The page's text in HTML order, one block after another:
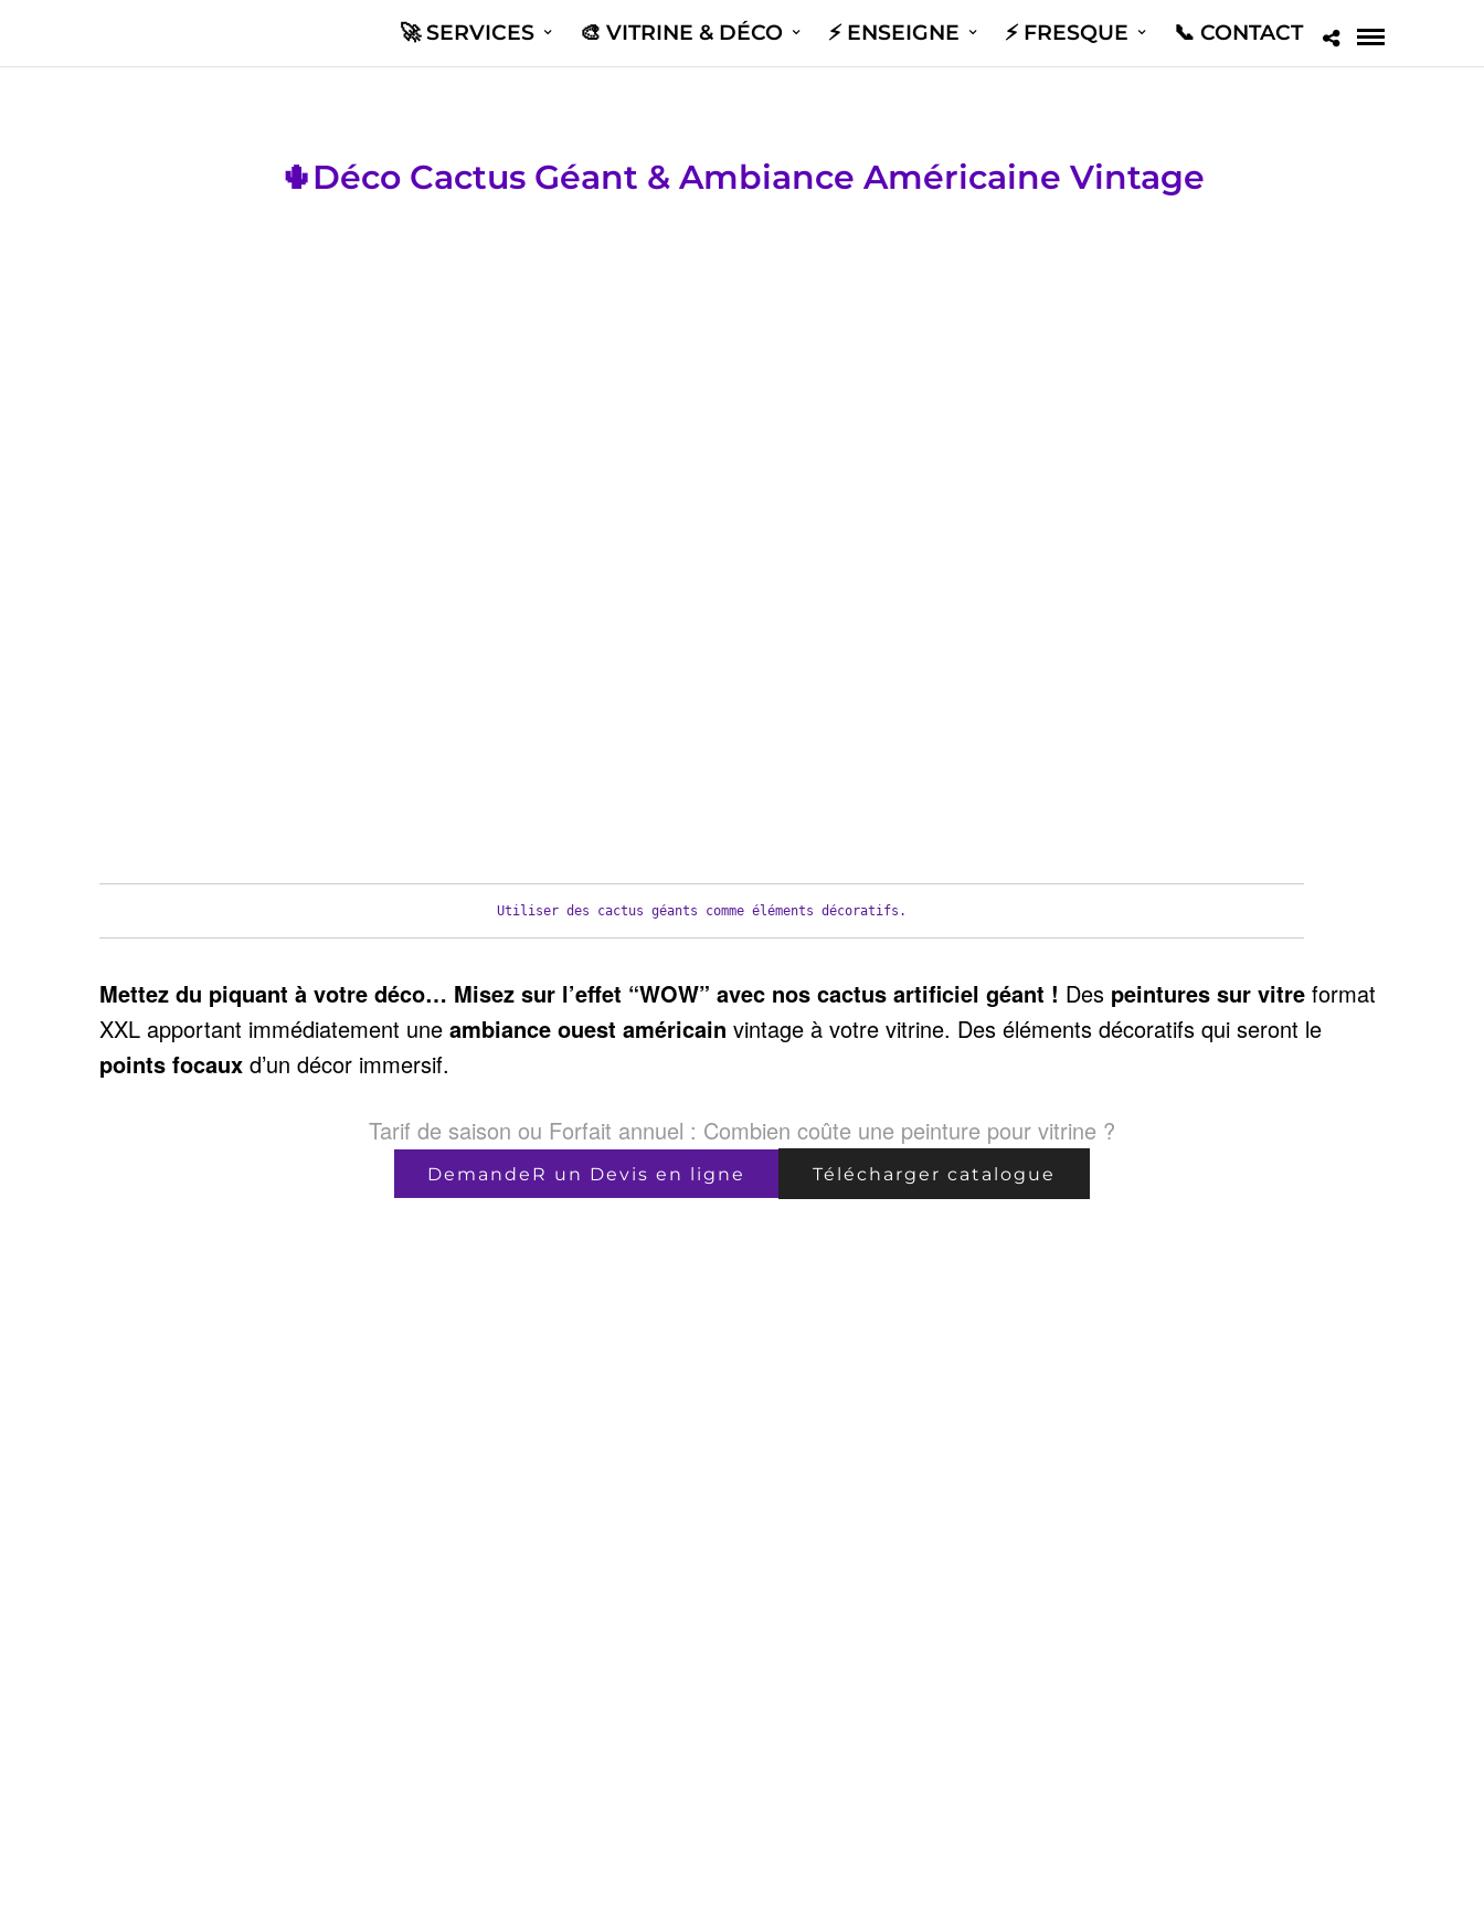
🚀 SERVICES 🎨 VITRINE & DÉCO ⚡️ ENSEIGNE ⚡️ FRESQUE 📞 CONTACT
🌵Déco Cactus Géant & Ambiance Américaine Vintage
Utiliser des cactus géants comme éléments décoratifs.
Mettez du piquant à votre déco… Misez sur l’effet “WOW” avec nos cactus artificiel géant ! Des peintures sur vitre format
XXL apportant immédiatement une ambiance ouest américain vintage à votre vitrine. Des éléments décoratifs qui seront le
points focaux d’un décor immersif.
Tarif de saison ou Forfait annuel : Combien coûte une peinture pour vitrine ?
DemandeR un Devis en ligne Télécharger catalogue